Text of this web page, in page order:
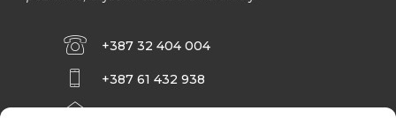
+387 32 404 004
+387 61 432 938
INFO@ZENIT.BA